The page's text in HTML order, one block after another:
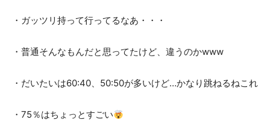
・ガッツリ持って行ってるなあ・・・
・普通そんなもんだと思ってたけど、違うのかwww
・だいたいは60:40、50:50が多いけど…かなり跳ねるねこれ
・75％はちょっとすごい